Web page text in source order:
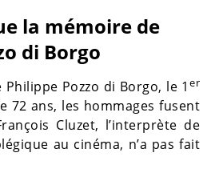
la mémoire de
di Borgo
Pozzo di Borgo, le 1 er
72 ans, les hommages fusent
Cluzet, l’interprète de
au cinéma, n’a pas fait